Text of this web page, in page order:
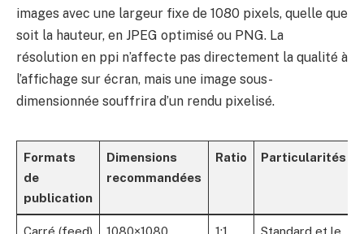
images avec une largeur fixe de 1080 pixels, quelle que
soit la hauteur, en JPEG optimisé ou PNG. La
résolution en ppi n’affecte pas directement la qualité à
l’affichage sur écran, mais une image sous-
dimensionnée souffrira d’un rendu pixelisé.
Formats
de
publication
Dimensions
recommandées
Ratio Particularités
Carré (feed)
1080×1080
1:1
Standard et le